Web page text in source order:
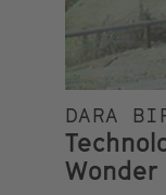
DARA
Wonder